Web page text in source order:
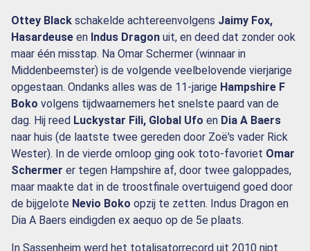
Ottey Black schakelde achtereenvolgens Jaimy Fox,
Hasardeuse en Indus Dragon uit, en deed dat zonder ook
maar één misstap. Na Omar Schermer (winnaar in
Middenbeemster) is de volgende veelbelovende vierjarige
opgestaan. Ondanks alles was de 11-jarige Hampshire F
Boko volgens tijdwaarnemers het snelste paard van de
dag. Hij reed Luckystar Fili, Global Ufo en Dia A Baers
naar huis (de laatste twee gereden door Zoë's vader Rick
Wester). In de vierde omloop ging ook toto-favoriet Omar
Schermer er tegen Hampshire af, door twee galoppades,
maar maakte dat in de troostfinale overtuigend goed door
de bijgelote Nevio Boko opzij te zetten. Indus Dragon en
Dia A Baers eindigden ex aequo op de 5e plaats.
In Sassenheim werd het totalisatorrecord uit 2010 nipt